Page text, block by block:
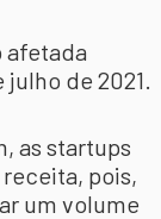
afetada
de 2021.
as startups
pois,
um volume